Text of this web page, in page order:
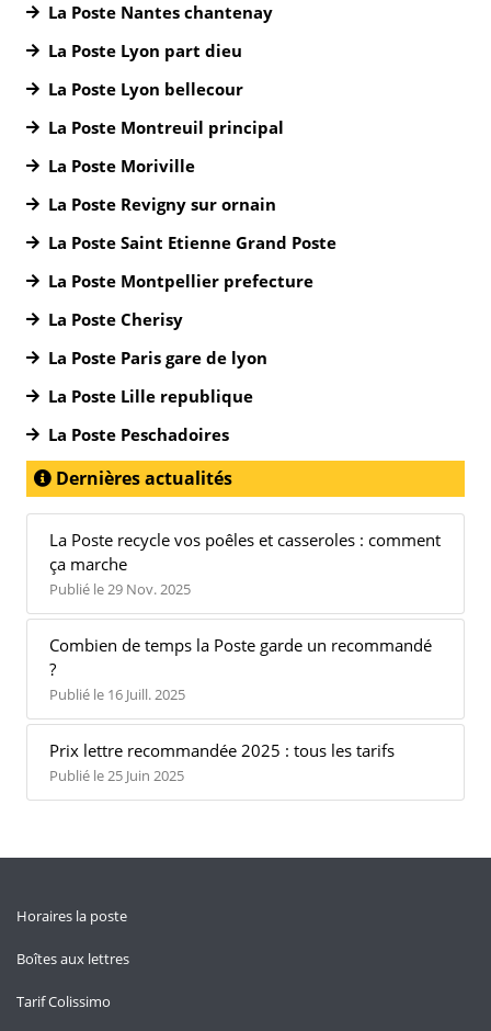
La Poste Nantes chantenay
La Poste Lyon part dieu
La Poste Lyon bellecour
La Poste Montreuil principal
La Poste Moriville
La Poste Revigny sur ornain
La Poste Saint Etienne Grand Poste
La Poste Montpellier prefecture
La Poste Cherisy
La Poste Paris gare de lyon
La Poste Lille republique
La Poste Peschadoires
Dernières actualités
La Poste recycle vos poêles et casseroles : comment
ça marche
Publié le 29 Nov. 2025
Combien de temps la Poste garde un recommandé
?
Publié le 16 Juill. 2025
Prix lettre recommandée 2025 : tous les tarifs
Publié le 25 Juin 2025
Horaires la poste
Boîtes aux lettres
Tarif Colissimo